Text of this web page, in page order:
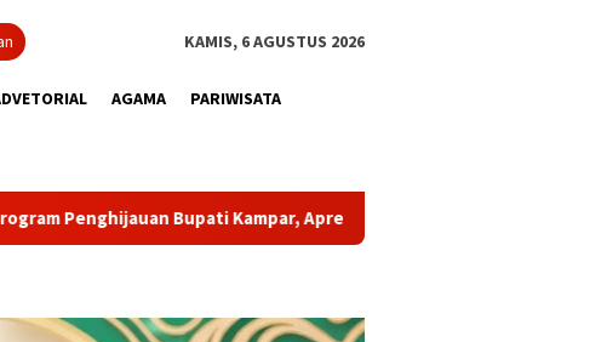
KAMIS, 6 AGUSTUS 2026
AGAMA PARIWISATA
Apresiasi Peran Perumdam Tirta Kampar